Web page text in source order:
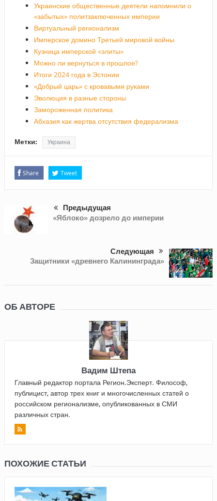
Украинские общественные деятели напомнили о
«забытых» политзаключенных империи
Виртуальный регионализм
Имперское домино Третьей мировой войны
Кузница имперской «элиты»
Можно ли вернуться в прошлое?
Итоги 2024 года в Эстонии
«Добрый царь» с кровавыми руками
Эволюция в разные стороны
Замороженная политика
Абхазия как жертва отсутствия федерализма
Метки: Украина
Share Tweet
Предыдущая
«Яблоко» дозрело до империи
Следующая
Защитники «древнего Калининграда»
ОБ АВТОРЕ
Вадим Штепа
Главный редактор портала Регион.Эксперт. Философ,
публицист, автор трех книг и многочисленных статей о
российском регионализме, опубликованных в СМИ
различных стран.
ПОХОЖИЕ СТАТЬИ